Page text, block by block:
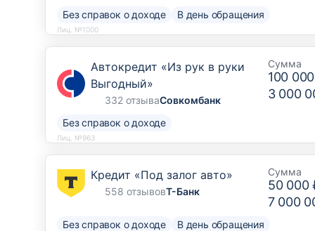
Без справок о доходе В день обращения
Лиц. №1000
Автокредит «Из рук в руки
Выгодный»
332 отзываСовкомбанк
Сумма
100
3 000
Без справок о доходе
Лиц. №963
Кредит «Под залог авто»
558 отзывовТ-Банк
Сумма
50 000
7 000
Без справок о доходе В день обращения